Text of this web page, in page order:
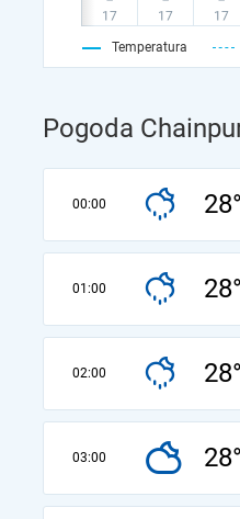
Temperatura
Pogoda
00:00
01:00
02:00
03:00